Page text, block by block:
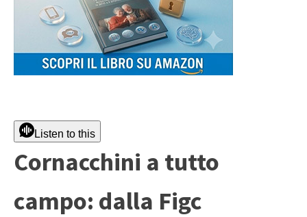
Listen to this
Cornacchini a tutto
campo: dalla Figc